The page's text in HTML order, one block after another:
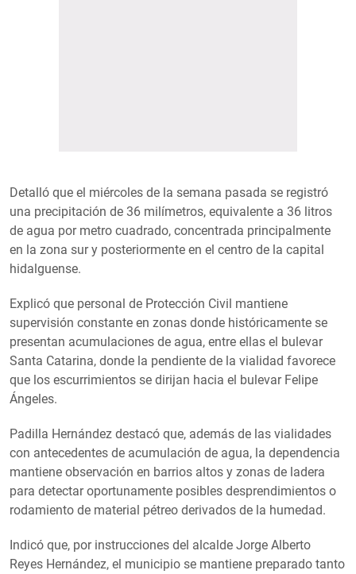
Detalló que el miércoles de la semana pasada se registró
una precipitación de 36 milímetros, equivalente a 36 litros
de agua por metro cuadrado, concentrada principalmente
en la zona sur y posteriormente en el centro de la capital
hidalguense.
Explicó que personal de Protección Civil mantiene
supervisión constante en zonas donde históricamente se
presentan acumulaciones de agua, entre ellas el bulevar
Santa Catarina, donde la pendiente de la vialidad favorece
que los escurrimientos se dirijan hacia el bulevar Felipe
Ángeles.
Padilla Hernández destacó que, además de las vialidades
con antecedentes de acumulación de agua, la dependencia
mantiene observación en barrios altos y zonas de ladera
para detectar oportunamente posibles desprendimientos o
rodamiento de material pétreo derivados de la humedad.
Indicó que, por instrucciones del alcalde Jorge Alberto
Reyes Hernández, el municipio se mantiene preparado tanto